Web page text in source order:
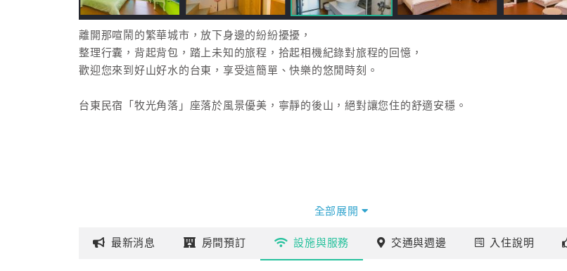
離開那喧鬧的繁華城市，放下身邊的紛紛擾擾，
整理行囊，背起背包，踏上未知的旅程，拾起相機紀錄對旅程的回憶，
歡迎您來到好山好水的台東，享受這簡單、快樂的悠閒時刻。
台東民宿「牧光角落」座落於風景優美，寧靜的後山，絕對讓您住的舒適安穩。
全部展開
最新消息 房間預訂 設施與服務 交通與週邊 入住說明